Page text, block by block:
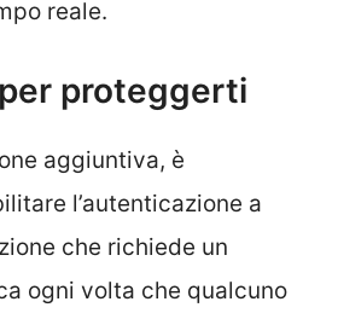
reale.
proteggerti
aggiuntiva, è
l’autenticazione a
che richiede un
ogni volta che qualcuno